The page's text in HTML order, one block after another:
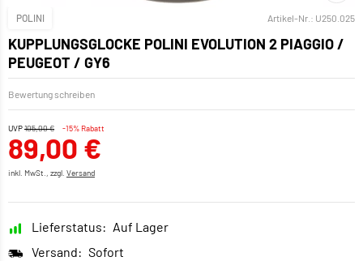
POLINI Artikel-Nr.: U250.025
KUPPLUNGSGLOCKE POLINI EVOLUTION 2 PIAGGIO /
PEUGEOT / GY6
Bewertung schreiben
UVP105,00 € -15% Rabatt
89,00 €
inkl. MwSt., zzgl. Versand
Lieferstatus: Auf Lager
Versand: Sofort